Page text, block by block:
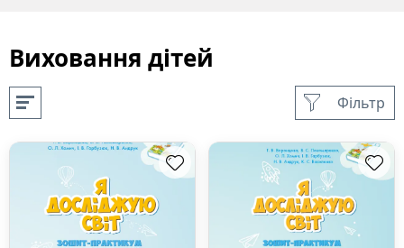
Виховання дітей
Фільтр